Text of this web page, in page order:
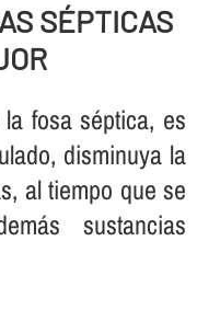
SÉPTICAS
fosa séptica, es
disminuya la
al tiempo que se
sustancias